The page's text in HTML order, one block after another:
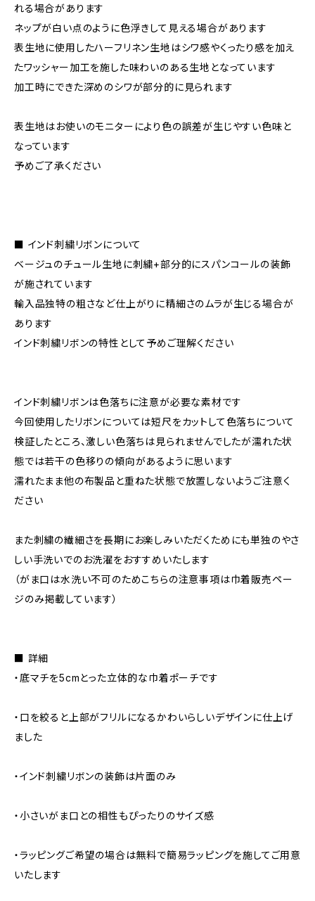
れる場合があります
ネップが白い点のように色浮きして見える場合があります
表生地に使用したハーフリネン生地はシワ感やくったり感を加え
たワッシャー加工を施した味わいのある生地となっています
加工時にできた深めのシワが部分的に見られます
表生地はお使いのモニターにより色の誤差が生じやすい色味と
なっています
予めご了承ください
■ インド刺繍リボンについて
ベージュのチュール生地に刺繍+部分的にスパンコールの装飾
が施されています
輸入品独特の粗さなど仕上がりに精細さのムラが生じる場合が
あります
インド刺繍リボンの特性として予めご理解ください
インド刺繍リボンは色落ちに注意が必要な素材です
今回使用したリボンについては短尺をカットして色落ちについて
検証したところ、激しい色落ちは見られませんでしたが濡れた状
態では若干の色移りの傾向があるように思います
濡れたまま他の布製品と重ねた状態で放置しないようご注意く
ださい
また刺繍の繊細さを長期にお楽しみいただくためにも単独のやさ
しい手洗いでのお洗濯をおすすめいたします
（がま口は水洗い不可のためこちらの注意事項は巾着販売ペー
ジのみ掲載しています）
■ 詳細
・底マチを5cmとった立体的な巾着ポーチです
・口を絞ると上部がフリルになるかわいらしいデザインに仕上げ
ました
・インド刺繍リボンの装飾は片面のみ
・小さいがま口との相性もぴったりのサイズ感
・ラッピングご希望の場合は無料で簡易ラッピングを施してご用意
いたします